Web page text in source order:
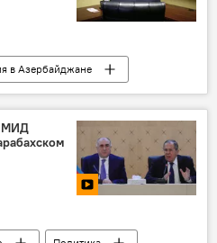
в Азербайджане
Огуз
МИД